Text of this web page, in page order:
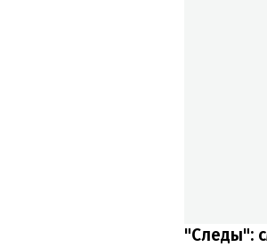
"Следы":